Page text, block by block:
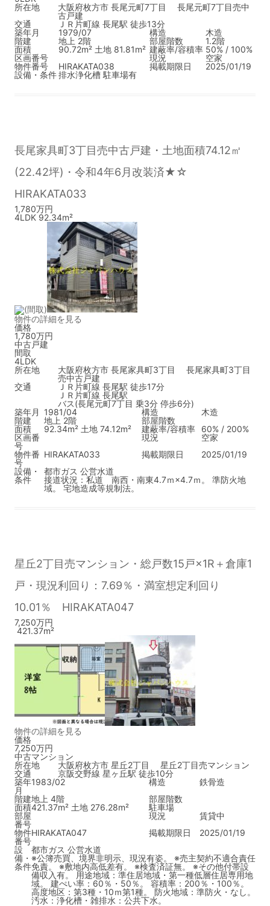
所在地
大阪府枚方市 長尾元町7丁目 長尾元町7丁目売中
古戸建
交通
ＪＲ片町線 長尾駅 徒歩13分
築年月
1979/07 構造
木造
階建
地上 2階 部屋階数
1.2階
面積
90.72m² 土地 81.81m² 建蔽率/容積率 50% / 100%
区画番号
現況
空家
物件番号
HIRAKATA038 掲載期限日
2025/01/19
設備・条件排水浄化槽 駐車場有
長尾家具町3丁目売中古戸建・土地面積74.12㎡
(22.42坪)・令和4年6月改装済★☆
HIRAKATA033
1,780万円
4LDK 92.34m²
物件の詳細を見る
価格
1,780万円
中古戸建
間取
4LDK
所在地
大阪府枚方市 長尾家具町3丁目 長尾家具町3丁目
売中古戸建
交通
ＪＲ片町線 長尾駅 徒歩17分
ＪＲ片町線 長尾駅
バス(長尾元町7丁目 乗3分 停歩6分)
築年月
1981/04 構造
木造
階建
地上 2階
部屋階数
面積
92.34m² 土地 74.12m² 建蔽率/容積率
60% / 200%
区画番
号
現況
空家
物件番
号
HIRAKATA033 掲載期限日
2025/01/19
設備・
条件
都市ガス 公営水道
接道状況：私道 南西・南東4.7ｍ×4.7ｍ。 準防火地
域。 宅地造成等規制法。
星丘2丁目売マンション・総戸数15戸×1R＋倉庫1
戸・現況利回り：7.69％・満室想定利回り
10.01％ HIRAKATA047
7,250万円
421.37m²
物件の詳細を見る
価格
7,250万円
中古マンション
所在地
大阪府枚方市 星丘2丁目 星丘2丁目売マンション
交通
京阪交野線 星ヶ丘駅 徒歩10分
築年
月
1983/02 構造
鉄骨造
階建地上 4階
部屋階数
面積421.37m² 土地 276.28m²
駐車場
部屋
番号
現況
賃貸中
物件
番号
HIRAKATA047 掲載期限日
2025/01/19
設
備・
条件
都市ガス 公営水道
※公簿売買、境界非明示、現況有姿。 ※売主契約不適合責任
免責。 ※敷地内高低差有。 ※検査済証無。 ※その他付帯設
備収入有。 用途地域：準住居地域・第一種低層住居専用地
域。 建ぺい率：60％・50％。 容積率：200％・100％。
高度地区：第3種・10ｍ第1種。 防火地域：準防火・なし。
汚水：浄化槽・雑排水：公共下水。